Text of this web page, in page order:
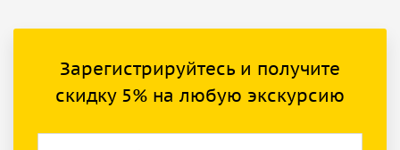
Зарегистрируйтесь и получите
скидку 5% на любую экскурсию